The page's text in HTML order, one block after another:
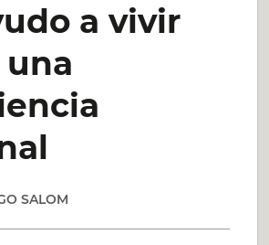
a vivir
SALOM